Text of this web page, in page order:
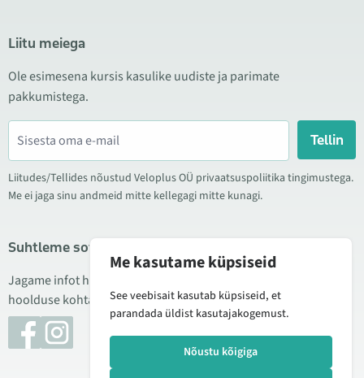
Liitu meiega
Ole esimesena kursis kasulike uudiste ja parimate
pakkumistega.
Tellin
Liitudes/Tellides nõustud Veloplus OÜ privaatsuspoliitika tingimustega.
Me ei jaga sinu andmeid mitte kellegagi mitte kunagi.
Suhtleme sotsiaalmeedias
Jagame infot hea hinna kampaaniate, uute toodete ning
hoolduse kohta. Mõnikord teeme ka tooteülevaateid.
Me kasutame küpsiseid
See veebisait kasutab küpsiseid, et
parandada üldist kasutajakogemust.
Nõustu kõigiga